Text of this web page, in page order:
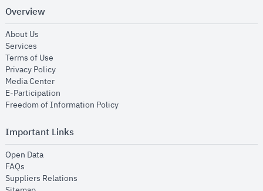
Overview
About Us
Services
Terms of Use
Privacy Policyopens in new window
Media Centeropens in new window
E-Participation
Freedom of Information Policyopens in new window
Important Links
Open Dataopens in new window
FAQs
Suppliers Relations